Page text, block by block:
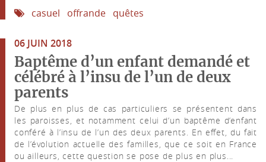
casuel offrande quêtes
06 JUIN 2018
Baptême d’un enfant demandé et
célébré à l’insu de l’un de deux
parents
De plus en plus de cas particuliers se présentent dans
les paroisses, et notamment celui d’un baptême d’enfant
conféré à l’insu de l’un des deux parents. En effet, du fait
de l’évolution actuelle des familles, que ce soit en France
ou ailleurs, cette question se pose de plus en plus...